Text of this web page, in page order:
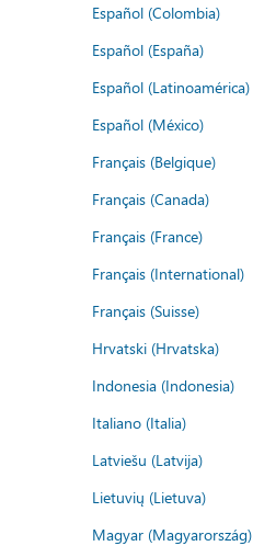
Español (Colombia)
Español (España)
Español (Latinoamérica)
Español (México)
Français (Belgique)
Français (Canada)
Français (France)
Français (International)
Français (Suisse)
Hrvatski (Hrvatska)
Indonesia (Indonesia)
Italiano (Italia)
Latviešu (Latvija)
Lietuvių (Lietuva)
Magyar (Magyarország)